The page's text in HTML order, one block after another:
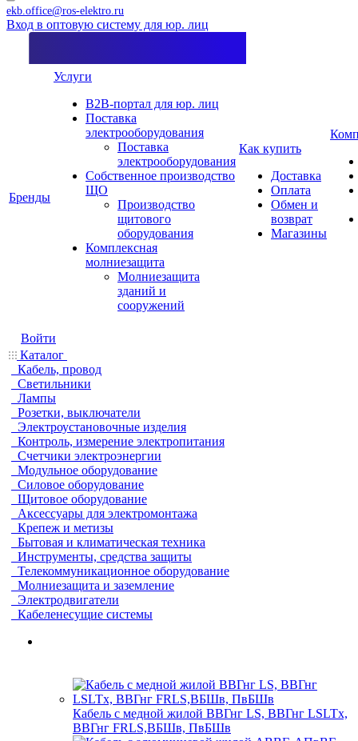
ekb.office@ros-elektro.ru
Вход в оптовую систему для юр. лиц
Бренды
Услуги
B2B-портал для юр. лиц
Поставка
электрооборудования
Поставка
электрооборудования
Собственное производство
ЩО
Производство
щитового
оборудования
Комплексная
молниезащита
Молниезащита
зданий и
сооружений
Как купить
Доставка
Оплата
Обмен и
возврат
Магазины
Войти
Каталог
Кабель, провод
Светильники
Лампы
Розетки, выключатели
Электроустановочные изделия
Контроль, измерение электропитания
Счетчики электроэнергии
Модульное оборудование
Силовое оборудование
Щитовое оборудование
Аксессуары для электромонтажа
Крепеж и метизы
Бытовая и климатическая техника
Инструменты, средства защиты
Телекоммуникационное оборудование
Молниезащита и заземление
Электродвигатели
Кабеленесущие системы
Кабель с медной жилой ВВГнг LS, ВВГнг LSLTx,
ВВГнг FRLS,ВБШв, ПвБШв